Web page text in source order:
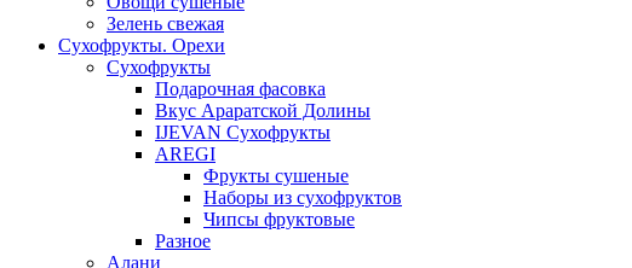
Зелень свежая
Сухофрукты. Орехи
Сухофрукты
Подарочная фасовка
Вкус Араратской Долины
IJEVAN Сухофрукты
AREGI
Фрукты сушеные
Наборы из сухофруктов
Чипсы фруктовые
Разное
Алани